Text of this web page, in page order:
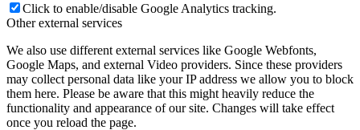
Click to enable/disable Google Analytics tracking.
Other external services
We also use different external services like Google Webfonts,
Google Maps, and external Video providers. Since these providers
may collect personal data like your IP address we allow you to block
them here. Please be aware that this might heavily reduce the
functionality and appearance of our site. Changes will take effect
once you reload the page.